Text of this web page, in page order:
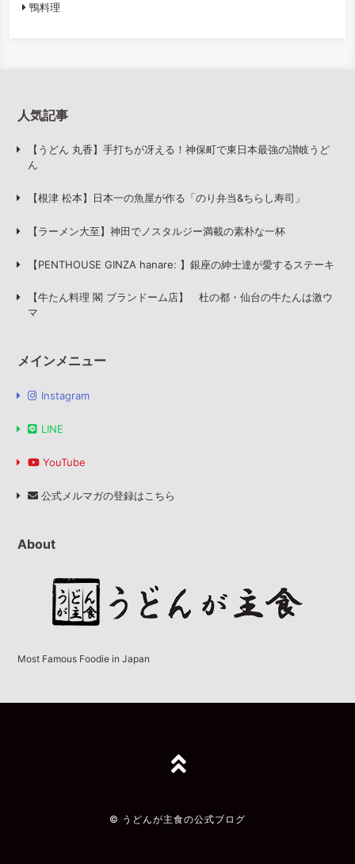
鴨料理
人気記事
【うどん 丸香】手打ちが冴える！神保町で東日本最強の讃岐うど
ん
【根津 松本】日本一の魚屋が作る「のり弁当&ちらし寿司」
【ラーメン大至】神田でノスタルジー満載の素朴な一杯
【PENTHOUSE GINZA hanare: 】銀座の紳士達が愛するステーキ
【牛たん料理 閣 ブランドーム店】 杜の都・仙台の牛たんは激ウ
マ
メインメニュー
Instagram
LINE
YouTube
公式メルマガの登録はこちら
About
Most Famous Foodie in Japan
TOPへ
© うどんが主食の公式ブログ